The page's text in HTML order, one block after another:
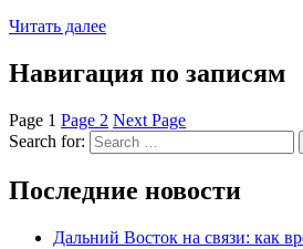
Читать далее
Навигация по записям
Page 1 Page 2 Next Page
Search for:
Последние новости
Дальний Восток на связи: как